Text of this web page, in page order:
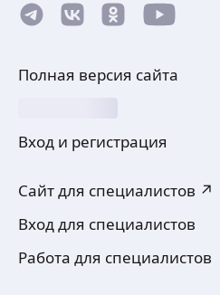
Полная версия сайта
Вход и регистрация
Сайт для специалистов ↗
Вход для специалистов
Работа для специалистов